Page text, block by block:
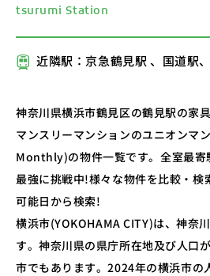
tsurumi Station
近隣駅：京急鶴見駅 、国道駅
神奈川県横浜市鶴見区の鶴見駅の家
マンスリーマンションのユニオンマ
Monthly)の物件一覧です。全室最寄
最強に挑戦中!様々な物件を比較・検
可能日から検索!
横浜市(YOKOHAMA CITY)は、神奈
す。神奈川県の県庁所在地及び人口
市でもあります。2024年の横浜市の